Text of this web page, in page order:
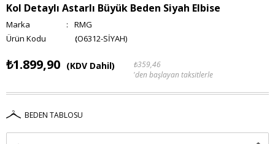
Kol Detaylı Astarlı Büyük Beden Siyah Elbise
Marka :
RMG
(O6312-SİYAH)
₺1.899,90 (KDV Dahil)
₺359,46
'den başlayan taksitlerle
BEDEN TABLOSU